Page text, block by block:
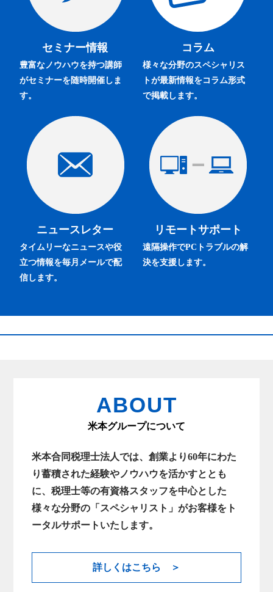
セミナー情報
豊富なノウハウを持つ講師
がセミナーを随時開催しま
す。
コラム
様々な分野のスペシャリス
トが最新情報をコラム形式
で掲載します。
ニュースレター
タイムリーなニュースや役
立つ情報を毎月メールで配
信します。
リモートサポート
遠隔操作でPCトラブルの解
決を支援します。
ABOUT
米本グループについて
米本合同税理士法人では、創業より60年にわた
り蓄積された経験やノウハウを活かすととも
に、税理士等の有資格スタッフを中心とした
様々な分野の「スペシャリスト」がお客様をト
ータルサポートいたします。
詳しくはこちら